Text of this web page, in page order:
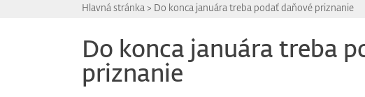
Hlavná stránka > Do konca januára treba podať daňové priznanie
Do konca januára treba
priznanie